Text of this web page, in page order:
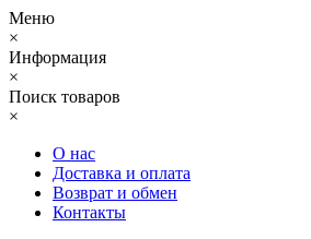
Меню
×
Информация
×
Поиск товаров
×
О нас
Доставка и оплата
Возврат и обмен
Контакты